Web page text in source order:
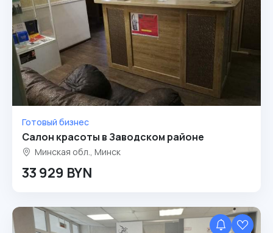
Готовый бизнес
Салон красоты в Заводском районе
Минская обл., Минск
33 929 BYN